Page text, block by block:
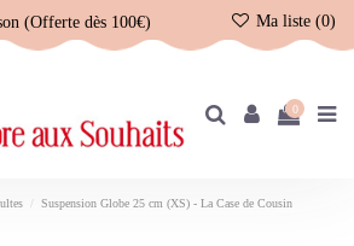
(Offerte dès 100€) Ma liste (0)
0
Suspension Globe 25 cm (XS) - La Case de Cousin